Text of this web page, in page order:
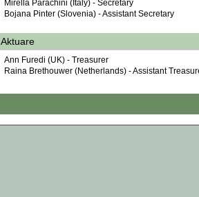
Mirella Parachini (Italy) - Secretary
Bojana Pinter (Slovenia) - Assistant Secretary
Aktuare
Ann Furedi (UK) - Treasurer
Raina Brethouwer (Netherlands) - Assistant